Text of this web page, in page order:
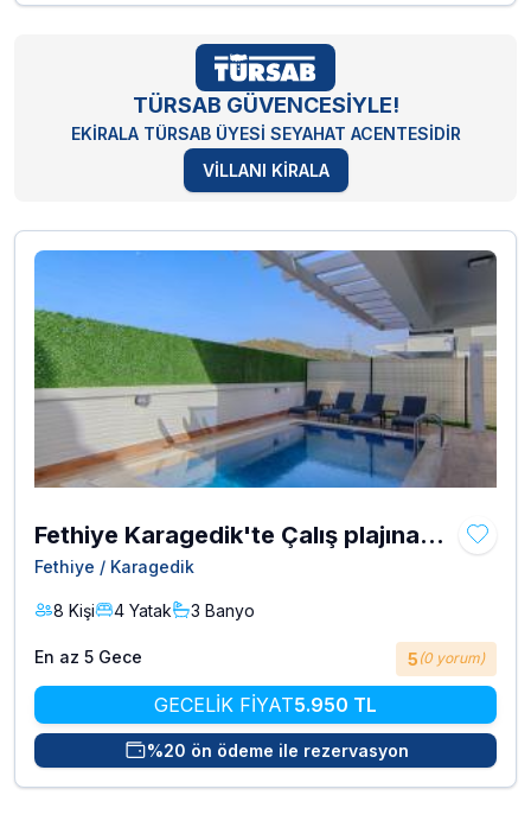
TÜRSAB GÜVENCESİYLE!
EKİRALA TÜRSAB ÜYESİ SEYAHAT ACENTESİDİR
VİLLANI KİRALA
Fethiye Karagedik'te Çalış plajına
yakın havuzlu kiralık Villa Beren
Fethiye / Karagedik
8 Kişi 4 Yatak 3 Banyo
%20 ön ödeme ile rezervasyon
En az 5 Gece 5 (0 yorum)
GECELİK FİYAT5.950 TL